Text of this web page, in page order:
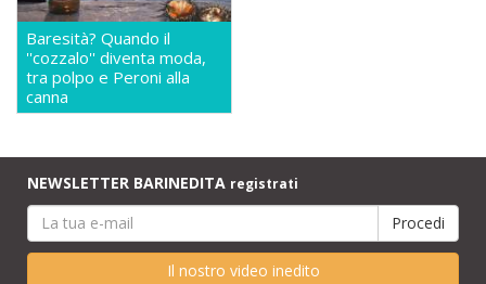
Baresità? Quando il
''cozzalo'' diventa moda,
tra polpo e Peroni alla
canna
NEWSLETTER BARINEDITA registrati
Il nostro video inedito